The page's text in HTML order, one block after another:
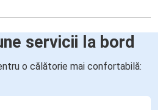
servicii la bord
o călătorie mai confortabilă: